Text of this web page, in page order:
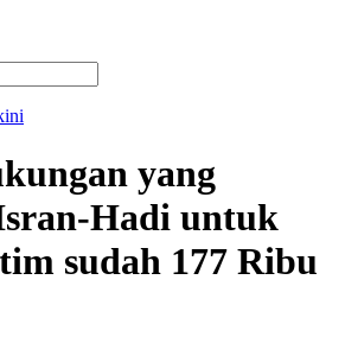
yang
Hadi untuk
sudah 177 Ribu